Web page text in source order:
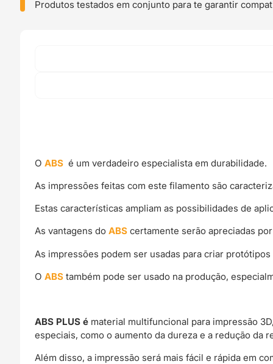
Produtos testados em conjunto para te garantir
OABS é um verdadeiro especialista em durabilidade.
As impressões feitas com este filamento são
Estas características ampliam as possibilidades de
As vantagens doABS certamente serão apreciadas
As impressões podem ser usadas para criar
OABS também pode ser usado na produção,
ABS PLUS é material multifuncional para impressão
especiais, como o aumento da dureza e a redução da
Além disso, a impressão será mais fácil e rápida em